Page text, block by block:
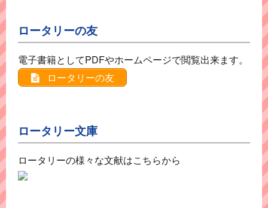
ロータリーの友
電子書籍としてPDFやホームページで閲覧出来ます。
ロータリーの友
ロータリー文庫
ロータリーの様々な文献はこちらから